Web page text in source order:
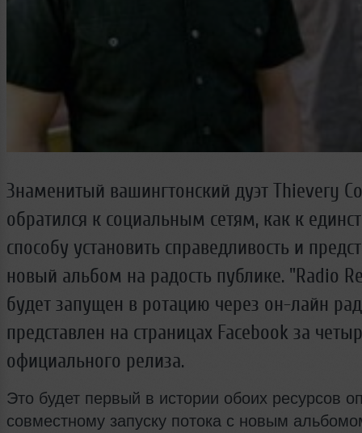
Знаменитый вашингтонский дуэт Thievery
обратился к социальным сетям, как к
способу установить справедливость и
новый альбом на радость публике. "Radio
будет запущен в ротацию через он-лайн
представлен на страницах Facebook за
официального релиза.
Это будет первый в истории обоих ресурсов
совместному запуску потока с новым